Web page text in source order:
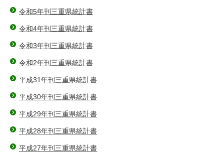
令和5年刊三重県統計書
令和4年刊三重県統計書
令和3年刊三重県統計書
令和2年刊三重県統計書
平成31年刊三重県統計書
平成30年刊三重県統計書
平成29年刊三重県統計書
平成28年刊三重県統計書
平成27年刊三重県統計書